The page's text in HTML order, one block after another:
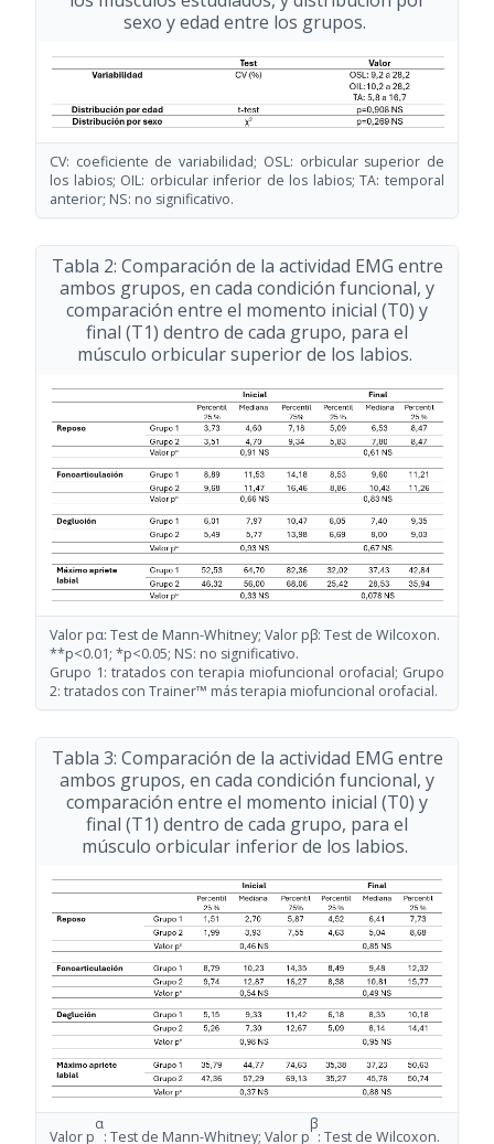
sexo y edad entre los grupos.
CV: coeficiente de variabilidad; OSL: orbicular superior de
los labios; OIL: orbicular inferior de los labios; TA: temporal
anterior; NS: no significativo.
Tabla 2: Comparación de la actividad EMG entre
ambos grupos, en cada condición funcional, y
comparación entre el momento inicial (T0) y
final (T1) dentro de cada grupo, para el
músculo orbicular superior de los labios.
Valor pα: Test de Mann-Whitney; Valor pβ: Test de Wilcoxon.
**p<0.01; *p<0.05; NS: no significativo.
Grupo 1: tratados con terapia miofuncional orofacial; Grupo
2: tratados con Trainer™ más terapia miofuncional orofacial.
Tabla 3: Comparación de la actividad EMG entre
ambos grupos, en cada condición funcional, y
comparación entre el momento inicial (T0) y
final (T1) dentro de cada grupo, para el
músculo orbicular inferior de los labios.
Valor p
α
: Test de Mann-Whitney; Valor p
β
: Test de Wilcoxon.